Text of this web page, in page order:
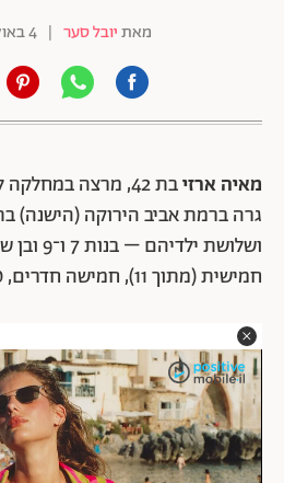
מאתיובל סער | 4 באוקטובר 2015
מאיה ארזי
בת 42, מרצה
גרה ברמת אביב הירוקה (הישנה)
ושלושת
חמישית (מתוך 11), חמישה חדרים, 120 מ״ר